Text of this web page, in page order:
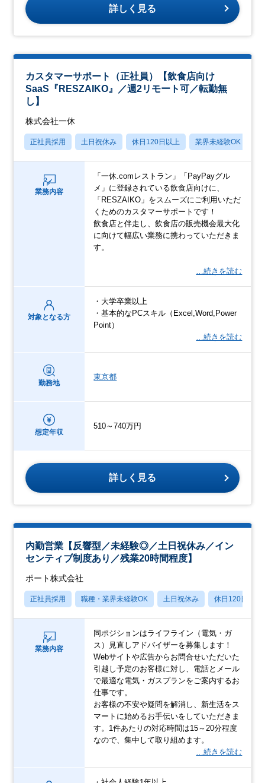
詳しく見る
カスタマーサポート（正社員）【飲食店向け
SaaS『RESZAIKO』／週2リモート可／転勤無
し】
株式会社一休
正社員採用 土日祝休み 休日120日以上 業界未経験OK
業務内容
「一休.comレストラン」「PayPayグル
メ」に登録されている飲食店向けに、
「RESZAIKO」をスムーズにご利用いただ
くためのカスタマーサポートです！
飲食店と伴走し、飲食店の販売機会最大化
に向けて幅広い業務に携わっていただきま
す。
…続きを読む
対象となる方
・大学卒業以上
・基本的なPCスキル（Excel,Word,Power
Point）
…続きを読む
勤務地
東京都
想定年収
510～740万円
詳しく見る
内勤営業【反響型／未経験◎／土日祝休み／イン
センティブ制度あり／残業20時間程度】
ポート株式会社
正社員採用 職種・業界未経験OK 土日祝休み 休日120日以上
業務内容
同ポジションはライフライン（電気・ガ
ス）見直しアドバイザーを募集します！
Webサイトや広告からお問合せいただいた
引越し予定のお客様に対し、電話とメール
で最適な電気・ガスプランをご案内するお
仕事です。
お客様の不安や疑問を解消し、新生活をス
マートに始めるお手伝いをしていただきま
す。1件あたりの対応時間は15～20分程度
なので、集中して取り組めます。
…続きを読む